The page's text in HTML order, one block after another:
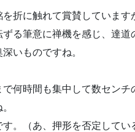
折に触れて賞賛しています
ずる筆意に禅機を感じ、達
いものですね。
何時間も集中して数セン
。（あ、押形を否定して